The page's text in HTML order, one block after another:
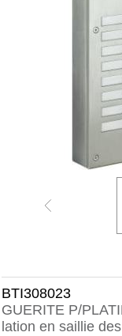
BTI308023
GUERITE P/
lation en saillie